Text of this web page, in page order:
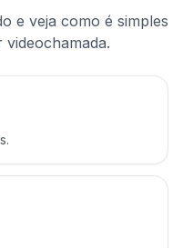
e veja como é simples